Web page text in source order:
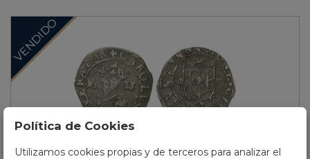
VENDIDO
Política de Cookies
Utilizamos cookies propias y de terceros para analizar el